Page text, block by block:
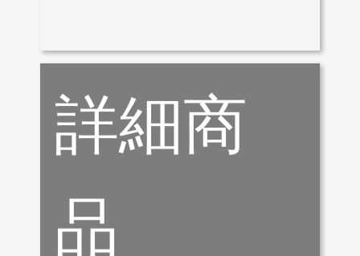
詳細商
品